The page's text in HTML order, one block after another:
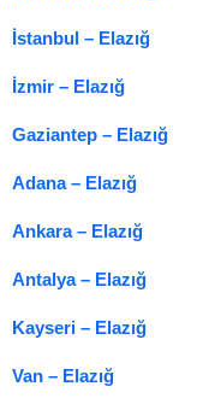
İstanbul – Elazığ
İzmir – Elazığ
Gaziantep – Elazığ
Adana – Elazığ
Ankara – Elazığ
Antalya – Elazığ
Kayseri – Elazığ
Van – Elazığ